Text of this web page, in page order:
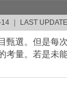
｜ LAST
選。但是每
考量。若是未